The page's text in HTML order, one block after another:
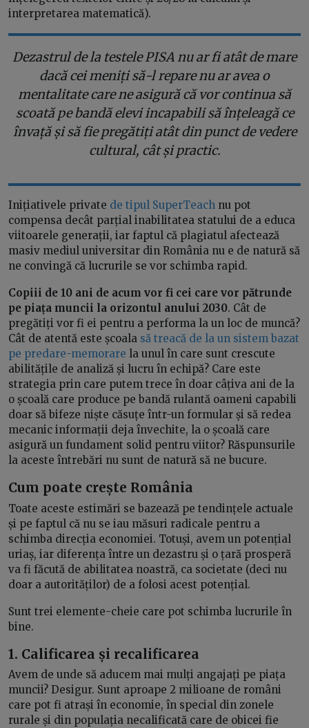
interpretarea matematică).
Dezastrul de la testele PISA nu ar fi atât de mare
dacă cei meniți să-l repare nu ar avea o
mentalitate care ne asigură că vor continua să
scoată pe bandă elevi incapabili să înțeleagă ce
învață și să fie pregătiți atât din punct de vedere
cultural, cât și practic.
Inițiativele private de tipul SuperTeach nu pot
compensa decât parțial inabilitatea statului de a educa
viitoarele generații, iar faptul că plagiatul afectează
masiv mediul universitar din România nu e de natură să
ne convingă că lucrurile se vor schimba rapid.
Copiii de 10 ani de acum vor fi cei care vor pătrunde
pe piața muncii la orizontul anului 2030. Cât de
pregătiți vor fi ei pentru a performa la un loc de muncă?
Cât de atentă este școala să treacă de la un sistem bazat
pe predare-memorare la unul în care sunt crescute
abilitățile de analiză și lucru în echipă? Care este
strategia prin care putem trece în doar câțiva ani de la
o școală care produce pe bandă rulantă oameni capabili
doar să bifeze niște căsuțe într-un formular și să redea
mecanic informații deja învechite, la o școală care
asigură un fundament solid pentru viitor? Răspunsurile
la aceste întrebări nu sunt de natură să ne bucure.
Cum poate crește România
Toate aceste estimări se bazează pe tendințele actuale
și pe faptul că nu se iau măsuri radicale pentru a
schimba direcția economiei. Totuși, avem un potențial
uriaș, iar diferența între un dezastru și o țară prosperă
va fi făcută de abilitatea noastră, ca societate (deci nu
doar a autorităților) de a folosi acest potențial.
Sunt trei elemente-cheie care pot schimba lucrurile în
bine.
1. Calificarea și recalificarea
Avem de unde să aducem mai mulți angajați pe piața
muncii? Desigur. Sunt aproape 2 milioane de români
care pot fi atrași în economie, în special din zonele
rurale și din populația necalificată care de obicei fie